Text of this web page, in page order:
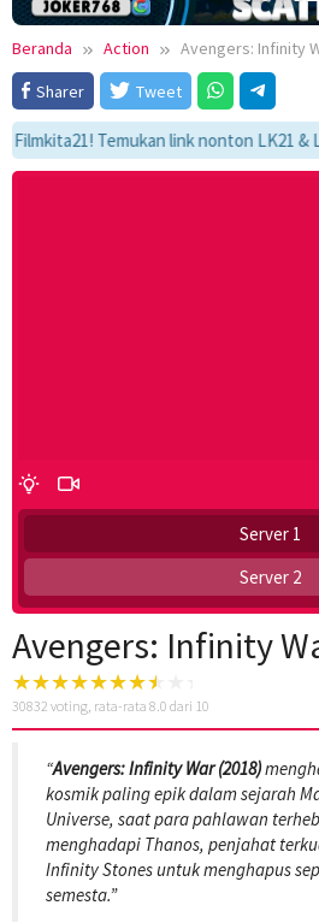
Beranda Action
Avengers: Infinity
Sharer
Tweet
Temukan link nonton LK21 &
Server 1
Server 2
Avengers: Infinity
30832 voting, rata-rata 8.0 dari 10
“Avengers: Infinity War (2018)
kosmik paling epik dalam sejarah
Universe, saat para pahlawan
menghadapi Thanos, penjahat
Infinity Stones untuk menghapus
semesta.”